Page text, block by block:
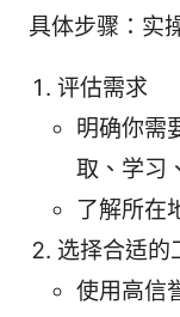
具体步骤：实
评估需求
明确你需
取、学习
了解所在
选择合适的
使用高信